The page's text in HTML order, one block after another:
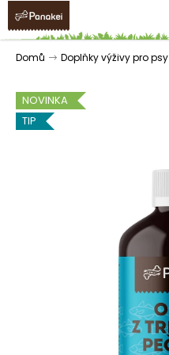
Přejít
obsah
Domů Doplňky výživy pro psy
NOVINKA
TIP
K
o Zpět
Zpět